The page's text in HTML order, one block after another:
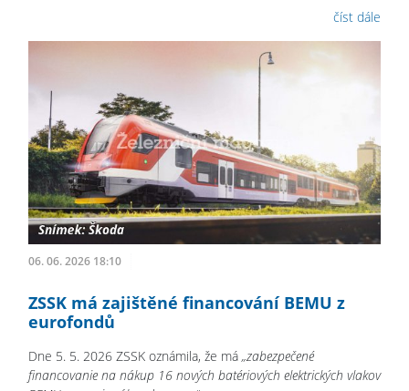
číst dále
06. 06. 2026 18:10
ZSSK má zajištěné financování BEMU z
eurofondů
Dne 5. 5. 2026 ZSSK oznámila, že má „zabezpečené
financovanie na nákup 16 nových batériových elektrických vlakov